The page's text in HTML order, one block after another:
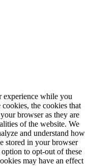
experience while you
the cookies that
browser as they are
of the website. We
and understand how
stored in your browser
to opt-out of these
may have an effect